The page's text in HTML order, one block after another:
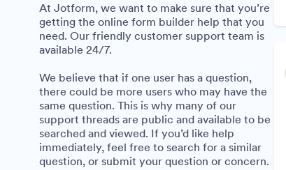
At Jotform, we want to make sure that you’re
getting the online form builder help that you
need. Our friendly customer support team is
available 24/7.
We believe that if one user has a question,
there could be more users who may have the
same question. This is why many of our
support threads are public and available to be
searched and viewed. If you’d like help
immediately, feel free to search for a similar
question, or submit your question or concern.